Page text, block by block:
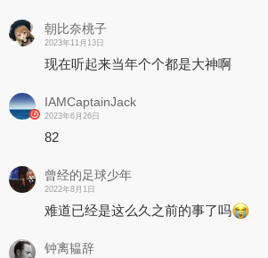
朝比奈桃子
2023年11月13日
现在听起来当年个个都是大神啊
IAMCaptainJack
2023年6月26日
82
曾经的足球少年
2022年8月1日
难道已经是这么久之前的事了吗
钟离韫辞